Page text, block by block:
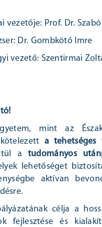
vezetője: Prof. Dr.
Dr. Gombkötő Imre
vezető: Szentirmai
mint az
a tehetséges
a tudományos
lehetőséget
aktívan
célja a
fejlesztése és